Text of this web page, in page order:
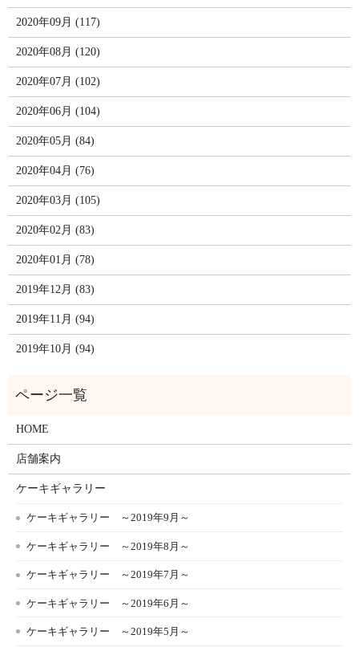
2020年09月 (117)
2020年08月 (120)
2020年07月 (102)
2020年06月 (104)
2020年05月 (84)
2020年04月 (76)
2020年03月 (105)
2020年02月 (83)
2020年01月 (78)
2019年12月 (83)
2019年11月 (94)
2019年10月 (94)
HOME
店舗案内
ケーキギャラリー
ケーキギャラリー ～2019年9月～
ケーキギャラリー ～2019年8月～
ケーキギャラリー ～2019年7月～
ケーキギャラリー ～2019年6月～
ケーキギャラリー ～2019年5月～